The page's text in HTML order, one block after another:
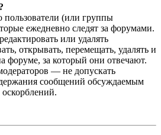
(или группы
ежедневно следят за форумами.
или удалять
открывать, перемещать, удалять и
форуме, за который они отвечают.
— не допускать
сообщений обсуждаемым